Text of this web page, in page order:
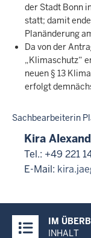
der Stadt Bonn
statt; damit
Planänderung
Da von der
„Klimaschutz“
neuen § 13
erfolgt
Sachbearbeiterin
Kira
Tel.: +49 221
E-Mail:
Inhalte
IM
INHALT